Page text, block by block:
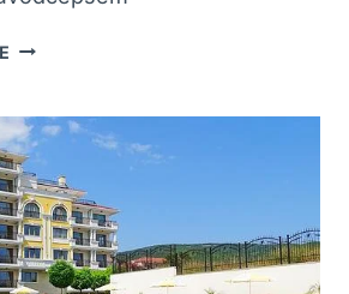
POLSKÝ
CHOVEM
A
PÉČÍ
O
PSA!